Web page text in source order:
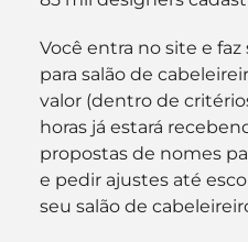
Você entra no site e
para salão de
valor (dentro de
horas já estará
propostas de nomes
e pedir ajustes até
seu salão de